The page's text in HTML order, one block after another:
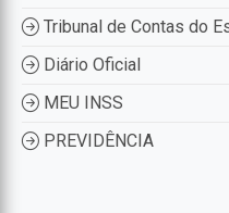
Tribunal de Contas do
Diário Oficial
MEU INSS
PREVIDÊNCIA